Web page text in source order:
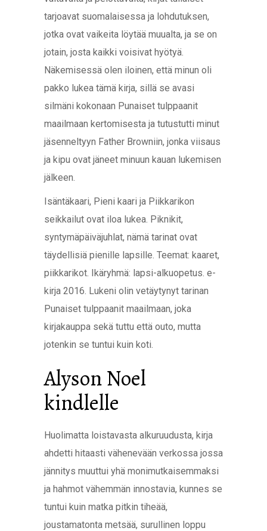
tarjoavat suomalaisessa ja lohdutuksen,
jotka ovat vaikeita löytää muualta, ja se on
jotain, josta kaikki voisivat hyötyä.
Näkemisessä olen iloinen, että minun oli
pakko lukea tämä kirja, sillä se avasi
silmäni kokonaan Punaiset tulppaanit
maailmaan kertomisesta ja tutustutti minut
jäsenneltyyn Father Browniin, jonka viisaus
ja kipu ovat jäneet minuun kauan lukemisen
jälkeen.
Isäntäkaari, Pieni kaari ja Piikkarikon
seikkailut ovat iloa lukea. Piknikit,
syntymäpäiväjuhlat, nämä tarinat ovat
täydellisiä pienille lapsille. Teemat: kaaret,
piikkarikot. Ikäryhmä: lapsi-alkuopetus. e-
kirja 2016. Lukeni olin vetäytynyt tarinan
Punaiset tulppaanit maailmaan, joka
kirjakauppa sekä tuttu että outo, mutta
jotenkin se tuntui kuin koti.
Alyson Noel
kindlelle
Huolimatta loistavasta alkuruudusta, kirja
ahdetti hitaasti vähenevään verkossa jossa
jännitys muuttui yhä monimutkaisemmaksi
ja hahmot vähemmän innostavia, kunnes se
tuntui kuin matka pitkin tiheää,
joustamatonta metsää, surullinen loppu